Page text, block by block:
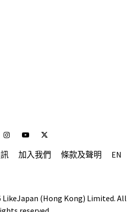
InstagramYoutubeTwitter
加入我們 條款及聲明 EN
(Hong Kong) Limited. All